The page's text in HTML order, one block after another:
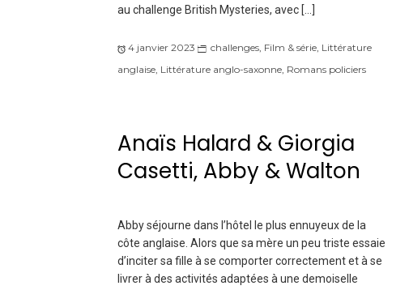
au challenge British Mysteries, avec […]
4 janvier 2023 challenges, Film & série, Littérature
anglaise, Littérature anglo-saxonne, Romans policiers
Anaïs Halard & Giorgia
Casetti, Abby & Walton
Abby séjourne dans l’hôtel le plus ennuyeux de la
côte anglaise. Alors que sa mère un peu triste essaie
d’inciter sa fille à se comporter correctement et à se
livrer à des activités adaptées à une demoiselle